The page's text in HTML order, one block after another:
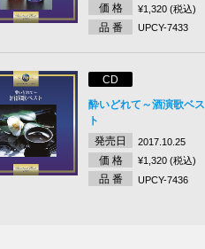
価 格 ¥1,320 (税込)
品 番 UPCY-7433
CD
酔いどれて～酒演歌ベス
ト
発売日
2017.10.25
価 格 ¥1,320 (税込)
品 番 UPCY-7436